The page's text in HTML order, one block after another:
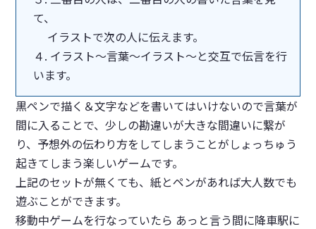
て、
イラストで次の人に伝えます。
４. イラスト～言葉～イラスト～と交互で伝言を行
います。
黒ペンで描く＆文字などを書いてはいけないので言葉が
間に入ることで、少しの勘違いが大きな間違いに繋が
り、予想外の伝わり方をしてしまうことがしょっちゅう
起きてしまう楽しいゲームです。
上記のセットが無くても、紙とペンがあれば大人数でも
遊ぶことができます。
移動中ゲームを行なっていたら あっと言う間に降車駅に